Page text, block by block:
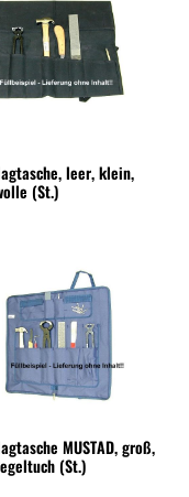
leer, klein,
(St.)
MUSTAD, groß,
(St.)